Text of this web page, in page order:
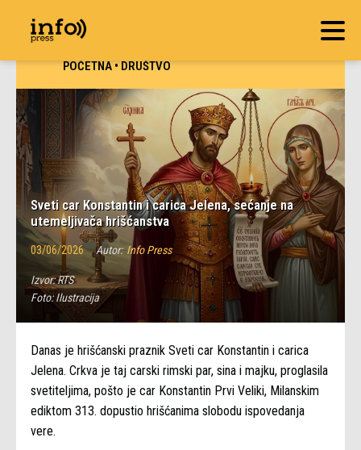
POČETNA•DRUŠTVO
Sveti car Konstantin i carica Jelena, sećanje na
utemeljivača hrišćanstva
03/06/2026 Autor: Info Press
Izvor:RTS
Foto:Ilustracija
Danas je hrišćanski praznik Sveti car Konstantin i carica
Jelena. Crkva je taj carski rimski par, sina i majku, proglasila
svetiteljima, pošto je car Konstantin Prvi Veliki, Milanskim
ediktom 313. dopustio hrišćanima slobodu ispovedanja
vere.